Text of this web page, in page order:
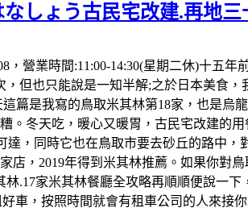
しょう古民宅改建.再地
，營業時間:11:00-14:30(星期二休)十五
但也只能說是一知半解;之於日本美食
篇是我寫的鳥取米其林第18家，也是烏
冬天吃，暖心又暖胃，古民宅改建的
，同時它也在鳥取市要去砂丘的路中
，2019年得到米其林推薦。如果你對
.17家米其林餐廳全攻略再順順便說一
車，按照時間就會有租車公司的人來接